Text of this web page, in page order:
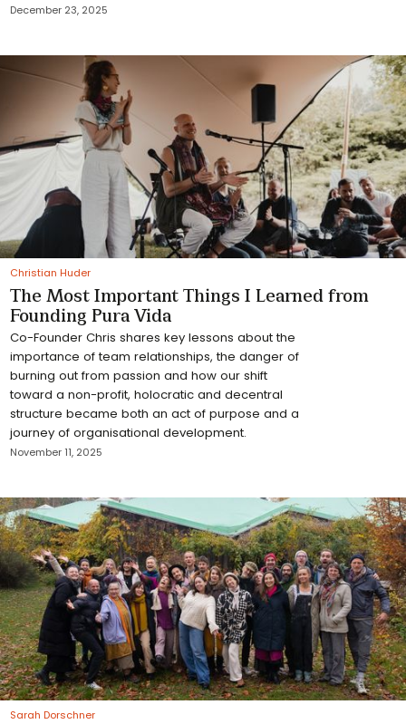
December 23, 2025
Christian Huder
The Most Important Things I Learned from
Founding Pura Vida
Co-Founder Chris shares key lessons about the
importance of team relationships, the danger of
burning out from passion and how our shift
toward a non-profit, holocratic and decentral
structure became both an act of purpose and a
journey of organisational development.
November 11, 2025
Sarah Dorschner